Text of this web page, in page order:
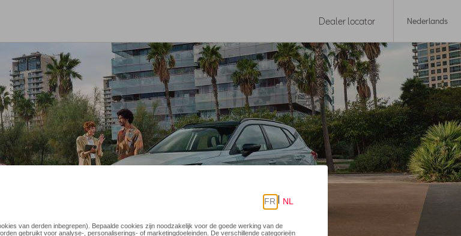
Dealer locator Nederlands